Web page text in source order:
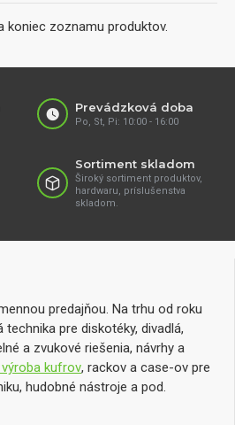
koniec zoznamu produktov.
Prevádzková doba
Po, St, Pi: 10:00 - 16:00
Sortiment skladom
Široký sortiment produktov,
hardwaru, príslušenstva
skladom.
predajňou. Na trhu od roku
technika pre diskotéky, divadlá,
a zvukové riešenia, návrhy a
kufrov, rackov a case-ov pre
hudobné nástroje a pod.